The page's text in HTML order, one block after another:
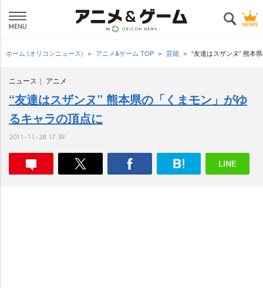
ホーム (オリコンニュース) アニメ&ゲーム TOP 芸能 “友達はスザンヌ” 熊本
ニュース アニメ
“友達はスザンヌ” 熊本県の「くまモン」がゆ
るキャラの頂点に
2011-11-28 17:39